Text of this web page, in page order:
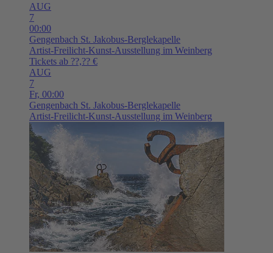
AUG
7
00:00
Gengenbach St. Jakobus-Berglekapelle
Artist-Freilicht-Kunst-Ausstellung im Weinberg
Tickets ab ??,?? €
AUG
7
Fr, 00:00
Gengenbach St. Jakobus-Berglekapelle
Artist-Freilicht-Kunst-Ausstellung im Weinberg